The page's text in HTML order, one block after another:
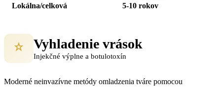
Lokálna/celková 5-10 rokov
Vyhladenie vrások
Injekčné výplne a botulotoxín
Moderné neinvazívne metódy omladzenia tváre pomocou